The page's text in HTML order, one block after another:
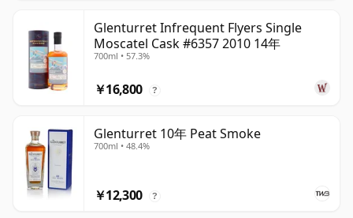
Glenturret Infrequent Flyers Single
Moscatel Cask #6357 2010 14年
700ml • 57.3%
￥16,800 ?
Glenturret 10年 Peat Smoke
700ml • 48.4%
￥12,300 ?